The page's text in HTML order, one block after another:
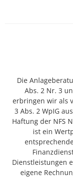
Die
Abs. 2 Nr. 3
erbringen wir als
3 Abs. 2 WpIG
Haftung der NFS
ist ein
Dienstleistungen
eigene